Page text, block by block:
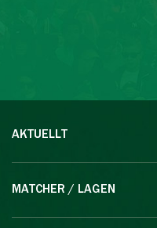
AKTUELLT
MATCHER / LAGEN